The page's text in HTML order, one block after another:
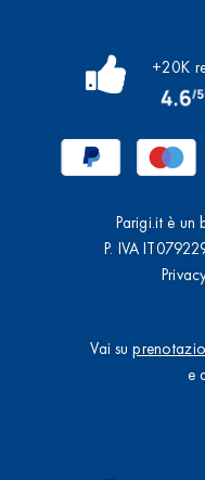
+20K
Parigi.it è un
P. IVA
Vai su
e